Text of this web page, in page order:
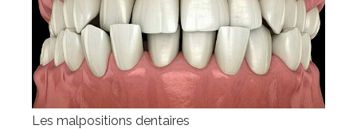
Les malpositions dentaires